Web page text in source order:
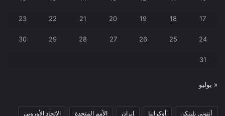
17
18
19
20
21
22
23
24
25
26
27
28
29
30
31
« يوليو
أنتوني بلينكن أوكرانيا إيران الأمم المتحدة الاتحاد الأوروبي